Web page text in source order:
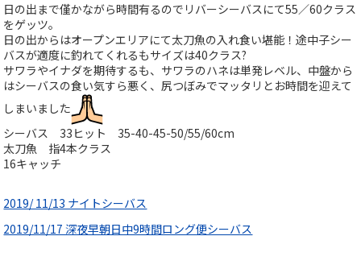
日の出まで僅かながら時間有るのでリバーシーバスにて55／60クラス
をゲッツ。
日の出からはオープンエリアにて太刀魚の入れ食い堪能！途中子シー
バスが適度に釣れてくれるもサイズは40クラス?
サワラやイナダを期待するも、サワラのハネは単発レベル、中盤から
はシーバスの食い気すら悪く、尻つぼみでマッタリとお時間を迎えて
しまいました
シーバス 33ヒット 35-40-45-50/55/60cm
太刀魚 指4本クラス
16キャッチ
2019/ 11/13 ナイトシーバス
2019/11/17 深夜早朝日中9時間ロング便シーバス